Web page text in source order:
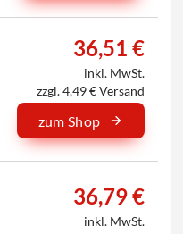
36,51 €
inkl. MwSt.
zzgl. 4,49 € Versand
zum Shop
36,79 €
inkl. MwSt.